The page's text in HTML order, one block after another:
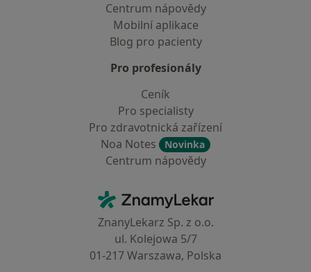
Centrum nápovědy
Mobilní aplikace
Blog pro pacienty
Pro profesionály
Ceník
Pro specialisty
Pro zdravotnická zařízení
Noa Notes
Novinka
Centrum nápovědy
ZnamyLekar - Hlavní stránka
ZnanyLekarz Sp. z o.o.
ul. Kolejowa 5/7
01-217 Warszawa, Polska